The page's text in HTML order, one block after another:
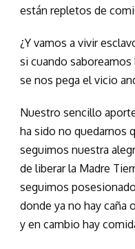
están repletos de
¿Y vamos a vivir
si cuando saboreamos
se nos pega el vicio
Nuestro sencillo
ha sido no quedarnos
seguimos nuestra
de liberar la Madre
seguimos
donde ya no hay caña
y en cambio hay